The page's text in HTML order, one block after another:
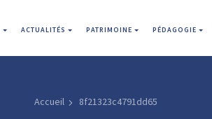
ACTUALITÉS PATRIMOINE PÉDAGOGIE
Accueil 8f21323c4791dd65